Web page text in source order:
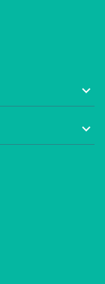

